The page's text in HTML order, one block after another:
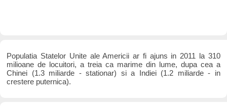
Populatia Statelor Unite ale Americii ar fi ajuns in 2011 la 310
milioane de locuitori, a treia ca marime din lume, dupa cea a
Chinei (1.3 miliarde - stationar) si a Indiei (1.2 miliarde - in
crestere puternica).